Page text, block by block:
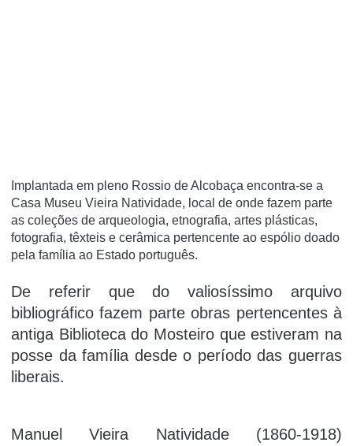
Implantada em pleno Rossio de Alcobaça encontra-se a
Casa Museu Vieira Natividade, local de onde fazem parte
as coleções de arqueologia, etnografia, artes plásticas,
fotografia, têxteis e cerâmica pertencente ao espólio doado
pela família ao Estado português.
De referir que do valiosíssimo arquivo
bibliográfico fazem parte obras pertencentes à
antiga Biblioteca do Mosteiro que estiveram na
posse da família desde o período das guerras
liberais.
Manuel Vieira Natividade (1860-1918)